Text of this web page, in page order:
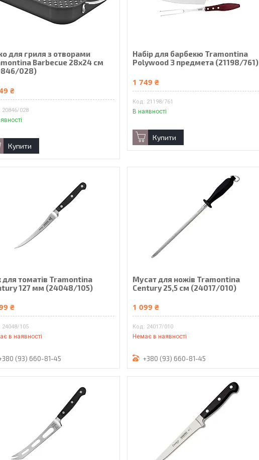
для гриля з отворами
Barbecue 28х24 см
028)
₴
20846/028
Купити
Набір для барбекю Tramontina
Polywood 3 предмета (21198/761)
1 749 ₴
21198/761
В наявності
Купити
для томатів Tramontina
127 мм (24048/105)
₴
24048/105
в наявності
(93) 660-81-45
Мусат для ножів Tramontina
Century 25,5 см (24017/010)
1 099 ₴
24017/010
Немає в наявності
+380 (93) 660-81-45